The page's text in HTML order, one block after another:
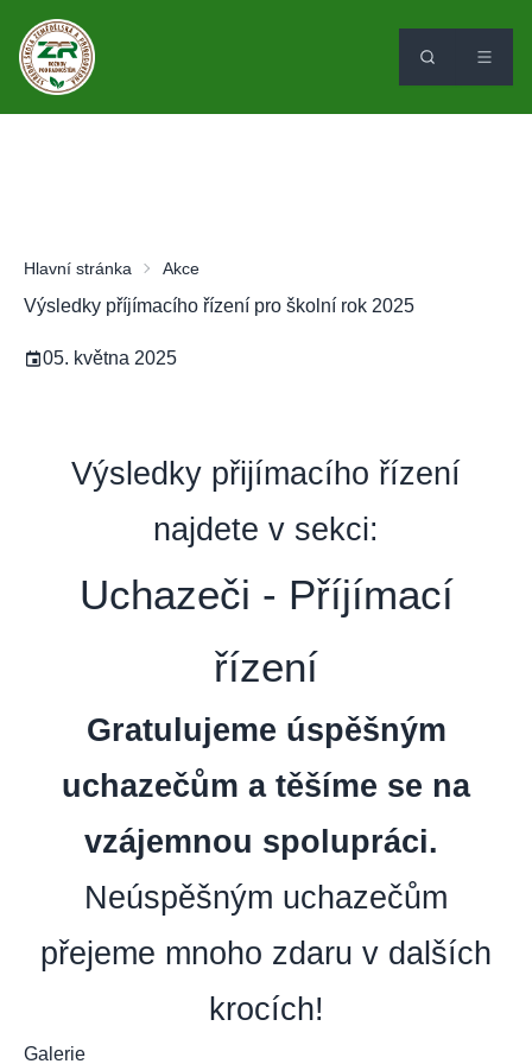
Hlavní stránka Akce
Výsledky příjímacího řízení pro školní rok 2025
05. května 2025
Výsledky přijímacího řízení
najdete v sekci:
Uchazeči - Příjímací
řízení
Gratulujeme úspěšným
uchazečům a těšíme se na
vzájemnou spolupráci.
Neúspěšným uchazečům
přejeme mnoho zdaru v dalších
krocích!
Galerie